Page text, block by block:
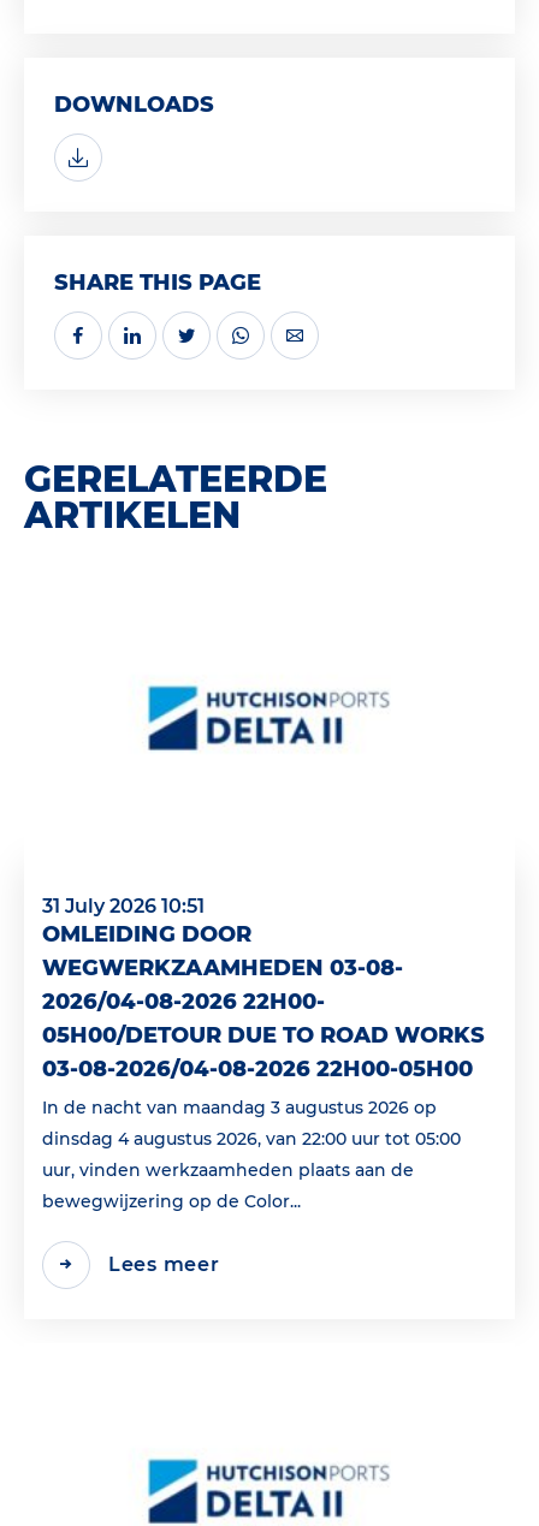
DOWNLOADS
SHARE THIS PAGE
GERELATEERDE
ARTIKELEN
31 July 2026 10:51
OMLEIDING DOOR
WEGWERKZAAMHEDEN 03-08-
2026/04-08-2026 22H00-
05H00/DETOUR DUE TO ROAD WORKS
03-08-2026/04-08-2026 22H00-05H00
In de nacht van maandag 3 augustus 2026 op
dinsdag 4 augustus 2026, van 22:00 uur tot 05:00
uur, vinden werkzaamheden plaats aan de
bewegwijzering op de Color...
Lees meer